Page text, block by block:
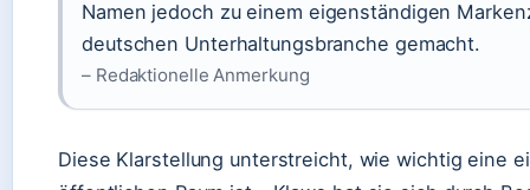
Namen jedoch zu einem eigenständigen
deutschen Unterhaltungsbranche gemacht.
– Redaktionelle Anmerkung
Diese Klarstellung unterstreicht, wie wichtig eine